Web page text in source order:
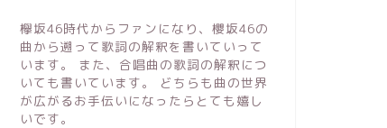
欅坂46時代からファンになり、櫻坂46の
曲から遡って歌詞の解釈を書いていって
います。 また、合唱曲の歌詞の解釈につ
いても書いています。 どちらも曲の世界
が広がるお手伝いになったらとても嬉し
いです。